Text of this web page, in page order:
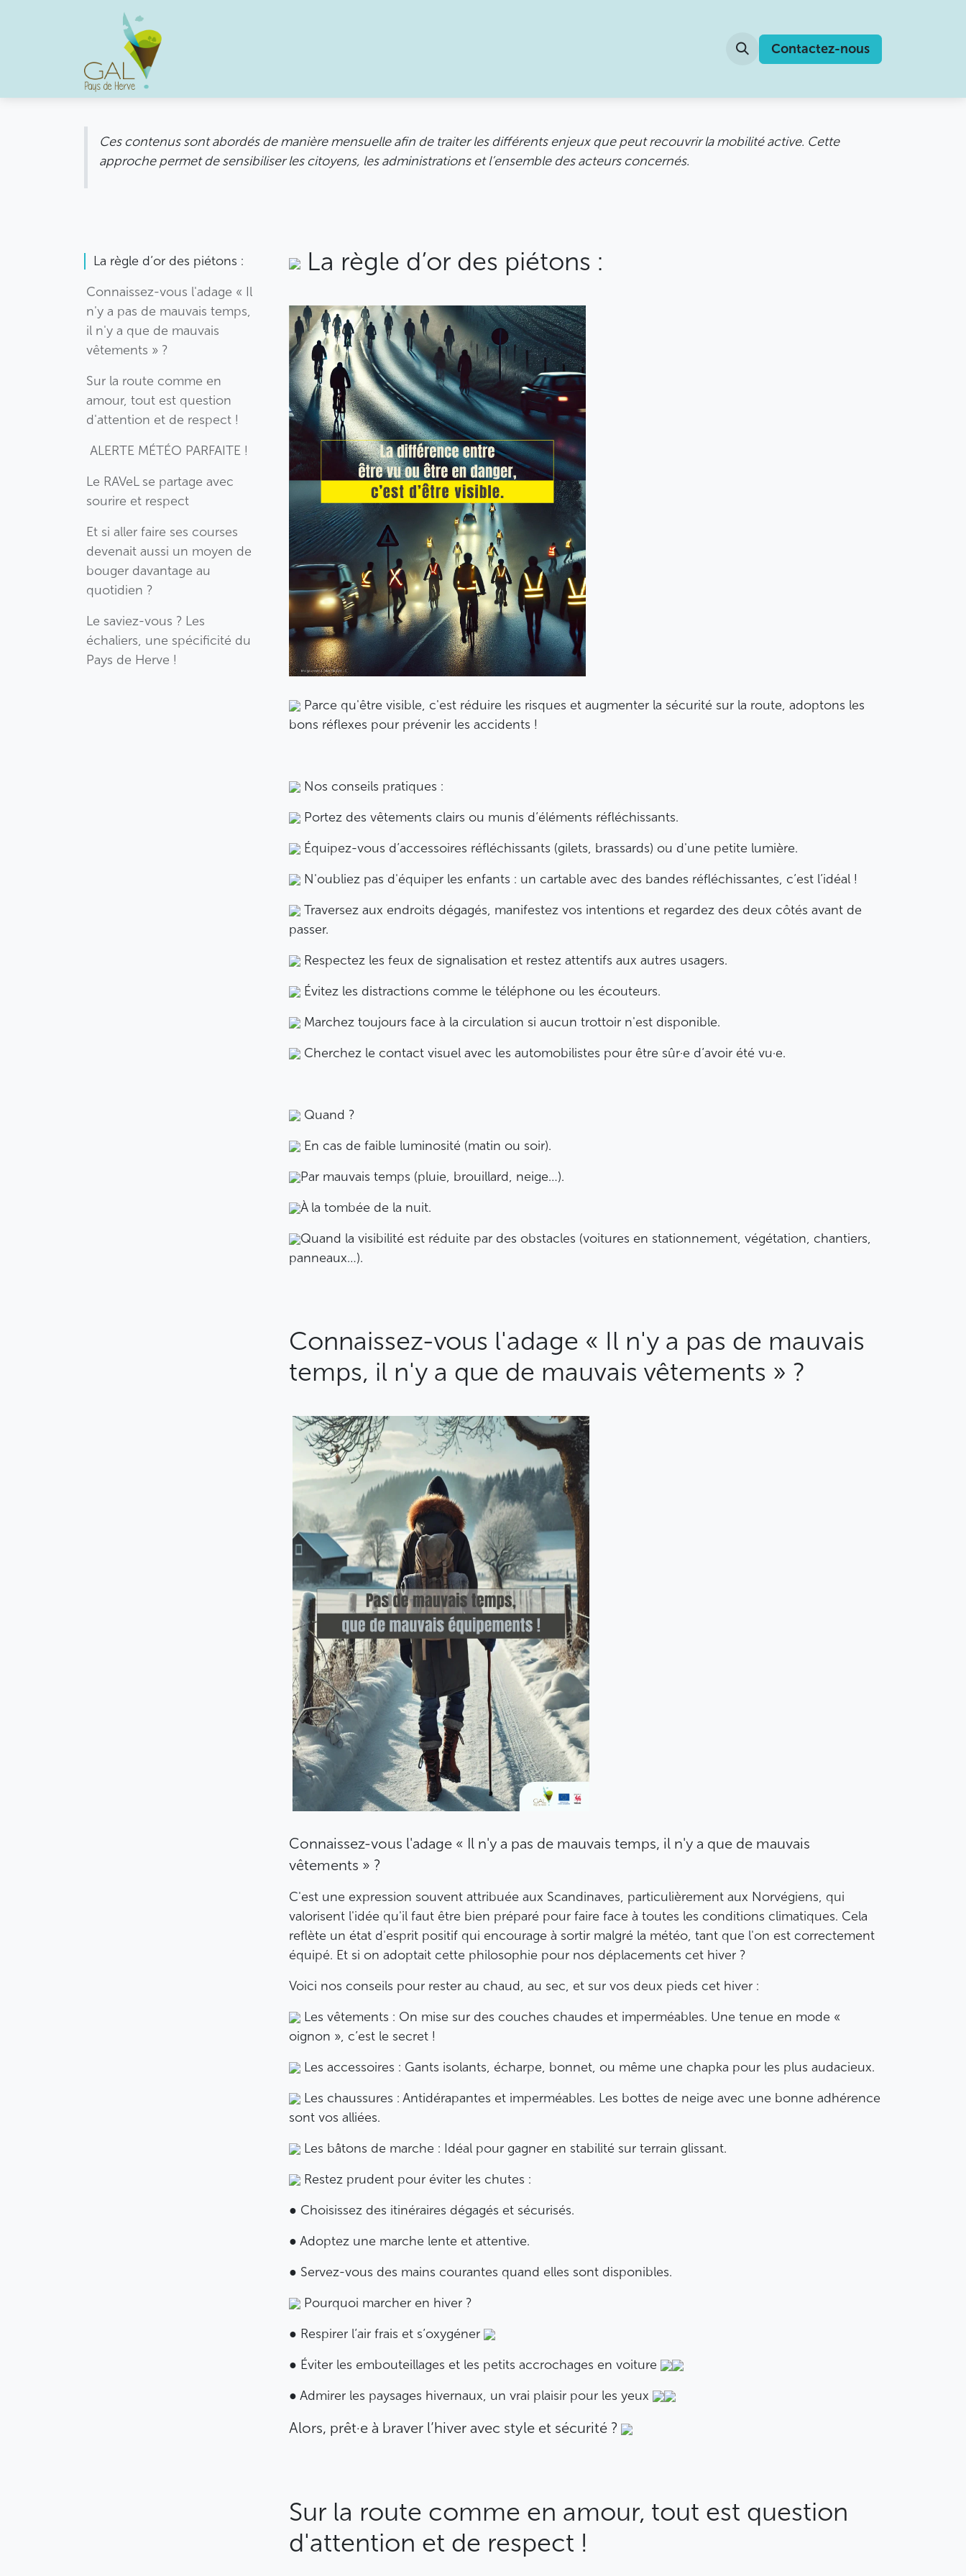
Contactez-nous
Ces contenus sont abordés de manière mensuelle afin de traiter les différents enjeux que peut recouvrir la mobilité active. Cette
approche permet de sensibiliser les citoyens, les administrations et l’ensemble des acteurs concernés.
La règle d’or des piétons :
Connaissez-vous l'adage « Il
n'y a pas de mauvais temps,
il n'y a que de mauvais
vêtements » ?
Sur la route comme en
amour, tout est question
d'attention et de respect !
ALERTE MÉTÉO PARFAITE !
Le RAVeL se partage avec
sourire et respect
Et si aller faire ses courses
devenait aussi un moyen de
bouger davantage au
quotidien ?
Le saviez-vous ? Les
échaliers, une spécificité du
Pays de Herve !
La règle d’or des piétons :
Parce qu'être visible, c'est réduire les risques et augmenter la sécurité sur la route, adoptons les
bons réflexes pour prévenir les accidents !
Nos conseils pratiques :
Portez des vêtements clairs ou munis d’éléments réfléchissants.
Équipez-vous d’accessoires réfléchissants (gilets, brassards) ou d'une petite lumière.
N'oubliez pas d'équiper les enfants : un cartable avec des bandes réfléchissantes, c’est l’idéal !
Traversez aux endroits dégagés, manifestez vos intentions et regardez des deux côtés avant de
passer.
Respectez les feux de signalisation et restez attentifs aux autres usagers.
Évitez les distractions comme le téléphone ou les écouteurs.
Marchez toujours face à la circulation si aucun trottoir n'est disponible.
Cherchez le contact visuel avec les automobilistes pour être sûr·e d’avoir été vu·e.
Quand ?
En cas de faible luminosité (matin ou soir).
Par mauvais temps (pluie, brouillard, neige…).
À la tombée de la nuit.
Quand la visibilité est réduite par des obstacles (voitures en stationnement, végétation, chantiers,
panneaux…).
Connaissez-vous l'adage « Il n'y a pas de mauvais
temps, il n'y a que de mauvais vêtements » ?
Connaissez-vous l'adage « Il n'y a pas de mauvais temps, il n'y a que de mauvais
vêtements » ?
C'est une expression souvent attribuée aux Scandinaves, particulièrement aux Norvégiens, qui
valorisent l'idée qu'il faut être bien préparé pour faire face à toutes les conditions climatiques. Cela
reflète un état d'esprit positif qui encourage à sortir malgré la météo, tant que l'on est correctement
équipé. Et si on adoptait cette philosophie pour nos déplacements cet hiver ?
Voici nos conseils pour rester au chaud, au sec, et sur vos deux pieds cet hiver :
Les vêtements : On mise sur des couches chaudes et imperméables. Une tenue en mode «
oignon », c’est le secret !
Les accessoires : Gants isolants, écharpe, bonnet, ou même une chapka pour les plus audacieux.
Les chaussures : Antidérapantes et imperméables. Les bottes de neige avec une bonne adhérence
sont vos alliées.
Les bâtons de marche : Idéal pour gagner en stabilité sur terrain glissant.
Restez prudent pour éviter les chutes :
● Choisissez des itinéraires dégagés et sécurisés.
● Adoptez une marche lente et attentive.
● Servez-vous des mains courantes quand elles sont disponibles.
Pourquoi marcher en hiver ?
● Respirer l’air frais et s’oxygéner
● Éviter les embouteillages et les petits accrochages en voiture
● Admirer les paysages hivernaux, un vrai plaisir pour les yeux
Alors, prêt·e à braver l’hiver avec style et sécurité ?
Sur la route comme en amour, tout est question
d'attention et de respect !